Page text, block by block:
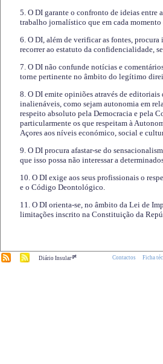
5. O DI garante o confronto de ideias entre
trabalho jornalístico que em cada
6. O DI, além de verificar as fontes,
recorrer ao estatuto da confidencialidade,
7. O DI não confunde notícias e
torne pertinente no âmbito do legítimo
8. O DI emite opiniões através de
inalienáveis, como sejam autonomia em
respeito absoluto pela Democracia e pela
particularmente os que respeitam à
Açores aos níveis económico, social e
9. O DI procura afastar-se do
que isso possa não interessar a
10. O DI exige aos seus profissionais o
e o Código Deontológico.
11. O DI orienta-se, no âmbito da Lei de
limitações inscrito na Constituição da
Diário Insular.pt Contactos Ficha